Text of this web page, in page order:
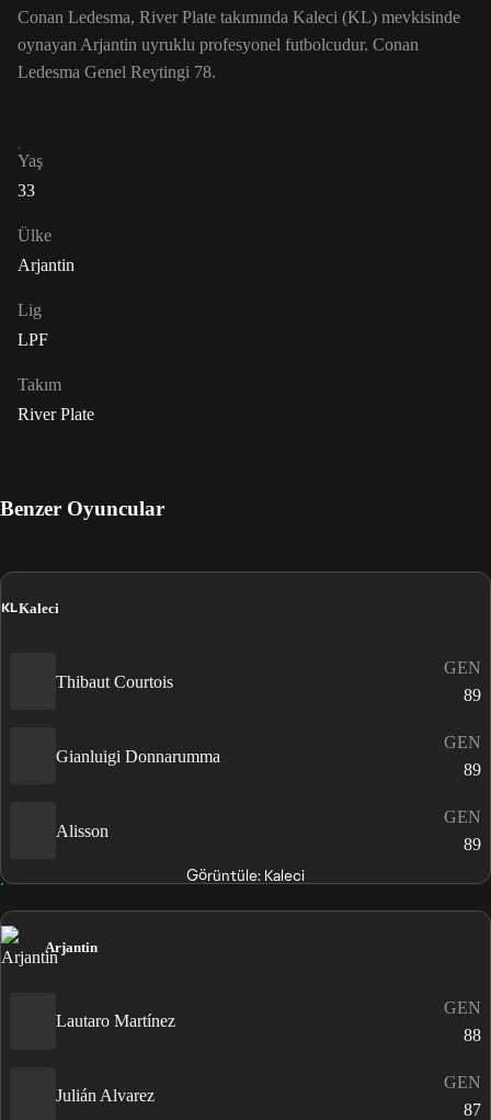
Conan Ledesma, River Plate takımında Kaleci (KL) mevkisinde
oynayan Arjantin uyruklu profesyonel futbolcudur. Conan
Ledesma Genel Reytingi 78.
Yaş
33
Ülke
Arjantin
Lig
LPF
Takım
River Plate
Benzer Oyuncular
KLKaleci
Thibaut Courtois
GEN
89
Gianluigi Donnarumma
GEN
89
Alisson
GEN
89
Görüntüle: Kaleci
Arjantin
Lautaro Martínez
GEN
88
Julián Alvarez
GEN
87